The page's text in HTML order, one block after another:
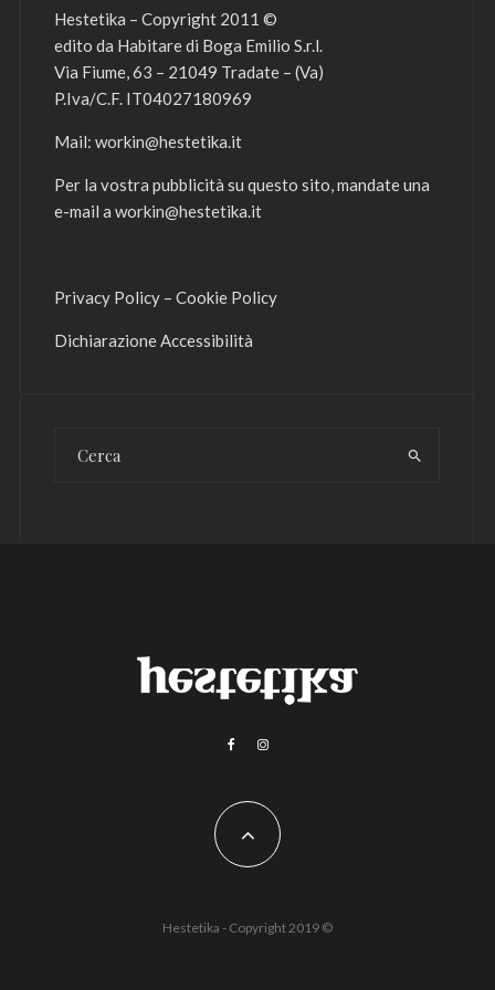
Hestetika – Copyright 2011 ©
edito da Habitare di Boga Emilio S.r.l.
Via Fiume, 63 – 21049 Tradate – (Va)
P.Iva/C.F. IT04027180969
Mail: workin@hestetika.it
Per la vostra pubblicità su questo sito, mandate una
e-mail a workin@hestetika.it
Privacy Policy – Cookie Policy
Dichiarazione Accessibilità
Hestetika - Copyright 2019 ©